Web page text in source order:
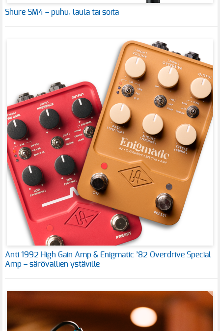
Shure SM4 – puhu, laula tai soita
Anti 1992 High Gain Amp & Enigmatic ’82 Overdrive Special
Amp – särövallien ystäville